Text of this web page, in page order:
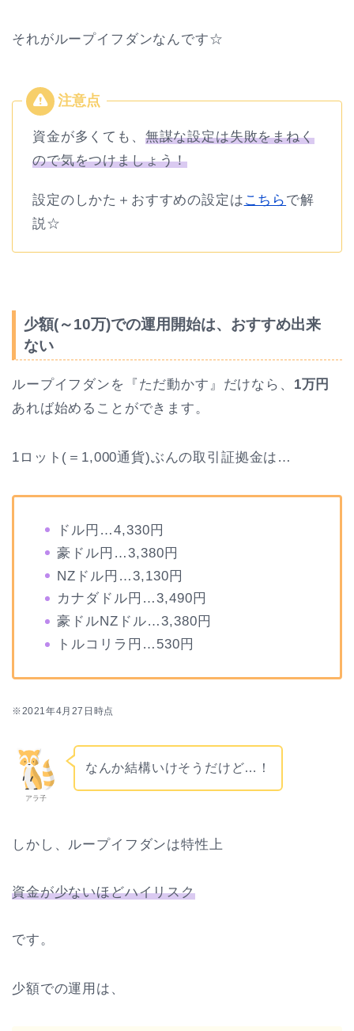
それがループイフダンなんです☆
資金が多くても、 無謀な設定は失敗をまねく
ので気をつけましょう！
設定のしかた＋おすすめの設定は こちら で解
説☆
少額(～10万)での運用開始は、おすすめ出来
ない
ループイフダンを『ただ動かす』だけなら、 1万円
あれば始めることができます。
1ロット(＝1,000通貨)ぶんの取引証拠金は…
ドル円…4,330円
豪ドル円…3,380円
NZドル円…3,130円
カナダドル円…3,490円
豪ドルNZドル…3,380円
トルコリラ円…530円
※2021年4月27日時点
アラ子
なんか結構いけそうだけど…！
しかし、ループイフダンは特性上
資金が少ないほどハイリスク
です。
少額での運用は、